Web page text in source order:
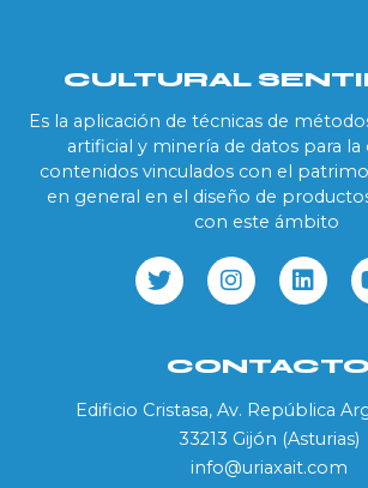
CULTURAL
Es la aplicación de técnicas de
artificial y minería de datos para la
contenidos vinculados con el
en general en el diseño de
con este ámbito
CONTACTO
Edificio Cristasa, Av. República
33213 Gijón (Asturias)
info@uriaxait.com